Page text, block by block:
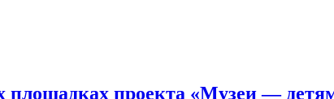
площадках проекта «Музеи —